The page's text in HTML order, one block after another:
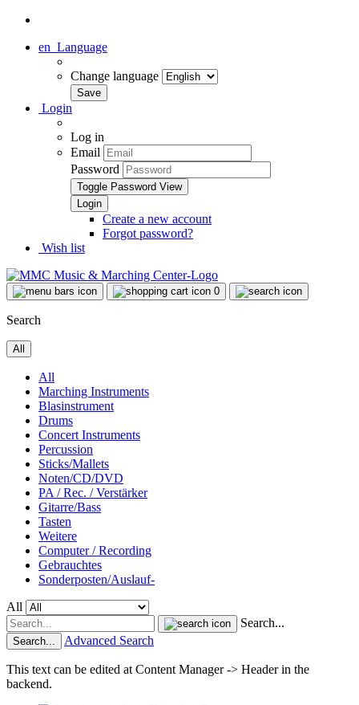
en Language
Change language
Login
Log in
Email
Password
Toggle Password View
Create a new account
Forgot password?
Wish list
0
Search
All
All
Marching Instruments
Blasinstrument
Drums
Concert Instruments
Percussion
Sticks/Mallets
Noten/CD/DVD
PA / Rec. / Verstärker
Gitarre/Bass
Tasten
Weitere
Computer / Recording
Gebrauchtes
Sonderposten/Auslauf-
All
Search...
Search... Advanced Search
This text can be edited at Content Manager -> Header in the
backend.